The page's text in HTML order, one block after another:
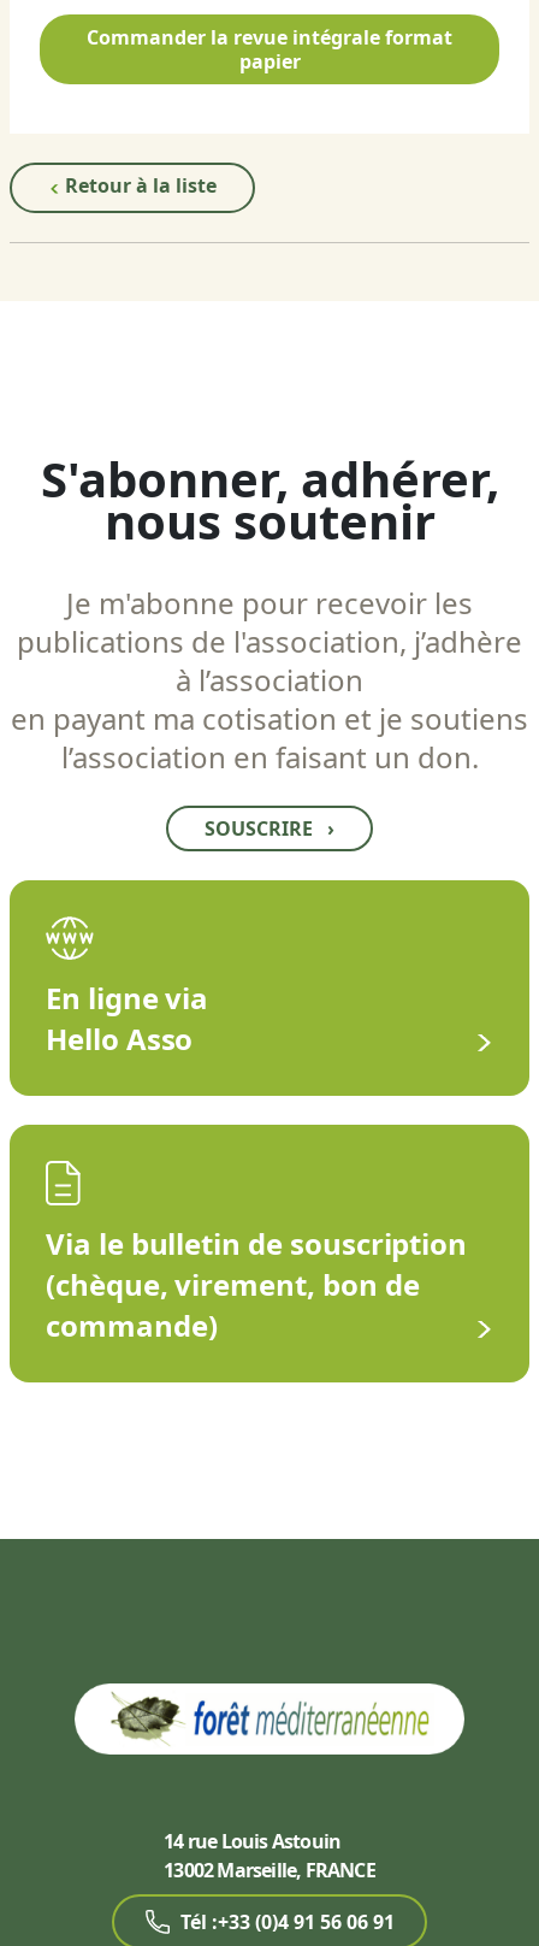
Commander la revue intégrale format
papier
Retour à la liste
S'abonner, adhérer,
nous soutenir
Je m'abonne pour recevoir les
publications de l'association, j’adhère
à l’association
en payant ma cotisation et je soutiens
l’association en faisant un don.
SOUSCRIRE ›
En ligne via
Hello Asso
Via le bulletin de souscription
(chèque, virement, bon de
commande)
14 rue Louis Astouin
13002 Marseille, FRANCE
Tél :+33 (0)4 91 56 06 91